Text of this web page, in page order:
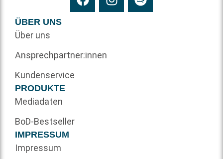
ÜBER UNS
Über uns
Ansprechpartner:innen
Kundenservice
PRODUKTE
Mediadaten
BoD-Bestseller
IMPRESSUM
Impressum